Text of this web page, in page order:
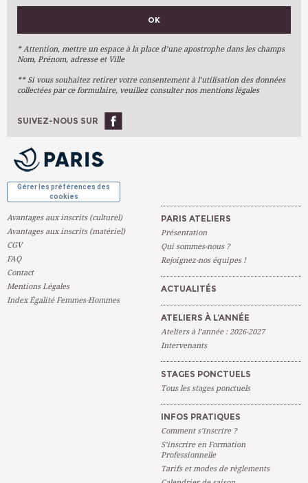
VOS PRÉFÉRENCES
Arts Plastiques
Arts Du Texte
Arts Numériques
Ateliers À L'année
OK
* Attention, mettre un espace à la place d’une apostrophe dans les champs
Nom, Prénom, adresse et Ville
** Si vous souhaitez retirer votre consentement à l’utilisation des données
collectées par ce formulaire, veuillez consulter nos mentions légales
SUIVEZ-NOUS SUR
Gérer les préférences des
cookies
Avantages aux inscrits (culturel)
Avantages aux inscrits (matériel)
CGV
FAQ
Contact
Mentions Légales
Index Égalité Femmes-Hommes
PARIS ATELIERS
Présentation
Qui sommes-nous ?
Rejoignez-nos équipes !
ACTUALITÉS
ATELIERS À L’ANNÉE
Ateliers à l’année : 2026-2027
Intervenants
STAGES PONCTUELS
Tous les stages ponctuels
INFOS PRATIQUES
Comment s’inscrire ?
S’inscrire en Formation
Professionnelle
Tarifs et modes de règlements